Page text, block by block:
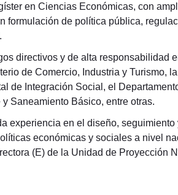
en Ciencias Económicas, con
formulación de política pública,
directivos y de alta responsabilidad
de Comercio, Industria y Turismo,
de Integración Social, el
Saneamiento Básico, entre otras.
experiencia en el diseño,
económicas y sociales a nivel
(E) de la Unidad de Proyección